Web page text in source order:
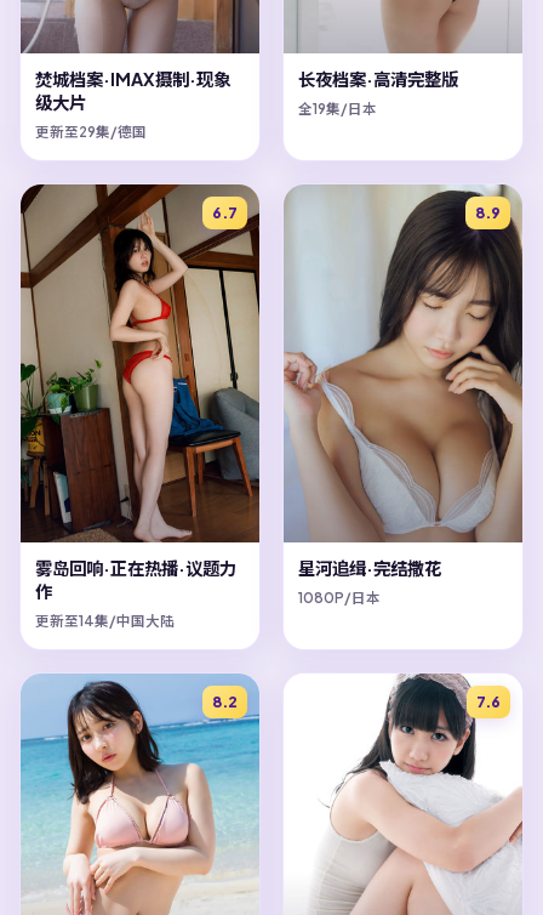
焚城档案·IMAX摄制·现象
级大片
更新至29集/德国
长夜档案·高清完整版
全19集/日本
6.7
雾岛回响·正在热播·议题力
作
更新至14集/中国大陆
8.9
星河追缉·完结撒花
1080P/日本
8.2 7.6